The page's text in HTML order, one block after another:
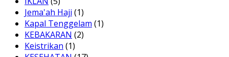
Jema'ah Haji (1)
Kapal Tenggelam (1)
KEBAKARAN (2)
Keistrikan (1)